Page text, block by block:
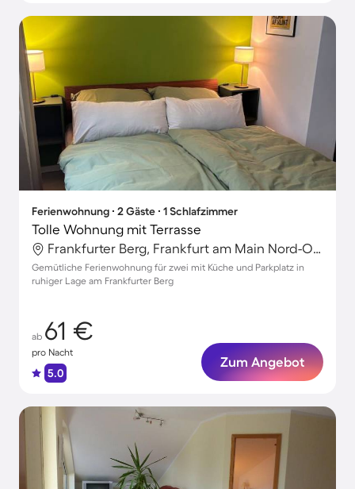
Ferienwohnung ∙ 2 Gäste ∙ 1 Schlafzimmer
Tolle Wohnung mit Terrasse
Frankfurter Berg, Frankfurt am Main Nord-Ost, Frankfurt am Main
Gemütliche Ferienwohnung für zwei mit Küche und Parkplatz in
ruhiger Lage am Frankfurter Berg
ab 61 €
pro Nacht
5.0
Zum Angebot